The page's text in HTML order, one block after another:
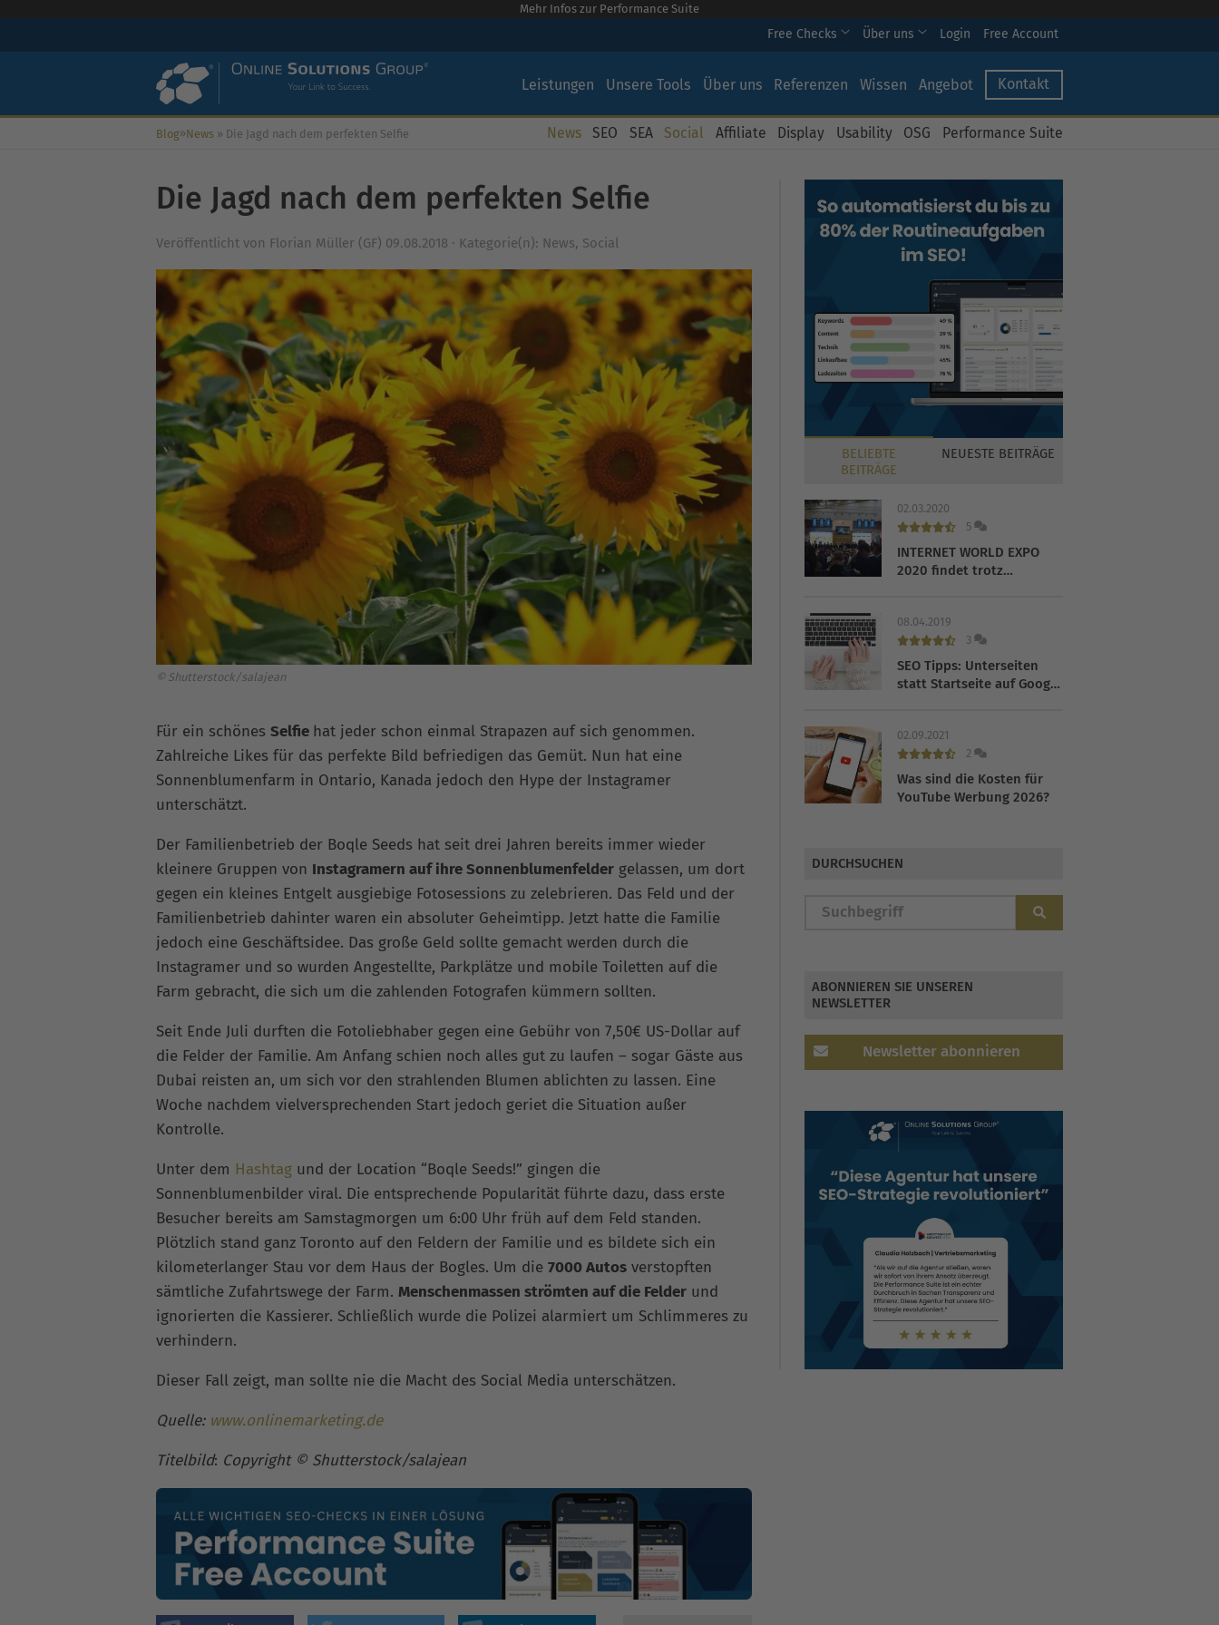
Mehr Infos zur Performance Suite
Free Checks Über uns Login Free Account
Leistungen Unsere Tools Über uns Referenzen Wissen Angebot Kontakt
Blog»News » Die Jagd nach dem perfekten Selfie News SEO SEA Social Affiliate Display Usability OSG Performance Suite
Die Jagd nach dem perfekten Selfie
Veröffentlicht von Florian Müller (GF) 09.08.2018 · Kategorie(n): News, Social
© Shutterstock/salajean
Für ein schönes Selfie hat jeder schon einmal Strapazen auf sich genommen.
Zahlreiche Likes für das perfekte Bild befriedigen das Gemüt. Nun hat eine
Sonnenblumenfarm in Ontario, Kanada jedoch den Hype der Instagramer
unterschätzt.
Der Familienbetrieb der Boqle Seeds hat seit drei Jahren bereits immer wieder
kleinere Gruppen von Instagramern auf ihre Sonnenblumenfelder gelassen, um dort
gegen ein kleines Entgelt ausgiebige Fotosessions zu zelebrieren. Das Feld und der
Familienbetrieb dahinter waren ein absoluter Geheimtipp. Jetzt hatte die Familie
jedoch eine Geschäftsidee. Das große Geld sollte gemacht werden durch die
Instagramer und so wurden Angestellte, Parkplätze und mobile Toiletten auf die
Farm gebracht, die sich um die zahlenden Fotografen kümmern sollten.
Seit Ende Juli durften die Fotoliebhaber gegen eine Gebühr von 7,50€ US-Dollar auf
die Felder der Familie. Am Anfang schien noch alles gut zu laufen – sogar Gäste aus
Dubai reisten an, um sich vor den strahlenden Blumen ablichten zu lassen. Eine
Woche nachdem vielversprechenden Start jedoch geriet die Situation außer
Kontrolle.
Unter dem Hashtag und der Location “Boqle Seeds!” gingen die
Sonnenblumenbilder viral. Die entsprechende Popularität führte dazu, dass erste
Besucher bereits am Samstagmorgen um 6:00 Uhr früh auf dem Feld standen.
Plötzlich stand ganz Toronto auf den Feldern der Familie und es bildete sich ein
kilometerlanger Stau vor dem Haus der Bogles. Um die 7000 Autos verstopften
sämtliche Zufahrtswege der Farm. Menschenmassen strömten auf die Felder und
ignorierten die Kassierer. Schließlich wurde die Polizei alarmiert um Schlimmeres zu
verhindern.
Dieser Fall zeigt, man sollte nie die Macht des Social Media unterschätzen.
Quelle: www.onlinemarketing.de
Titelbild: Copyright © Shutterstock/salajean
BELIEBTE
BEITRÄGE
NEUESTE BEITRÄGE
02.03.2020
5
INTERNET WORLD EXPO
2020 findet trotz
08.04.2019
3
SEO Tipps: Unterseiten
statt Startseite auf Google
02.09.2021
2
Was sind die Kosten für
YouTube Werbung 2026?
DURCHSUCHEN
ABONNIEREN SIE UNSEREN
NEWSLETTER
Newsletter abonnieren